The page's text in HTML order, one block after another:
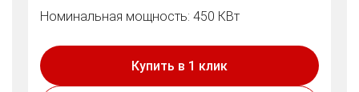
Номинальная мощность: 450 КВт
Купить в 1 клик